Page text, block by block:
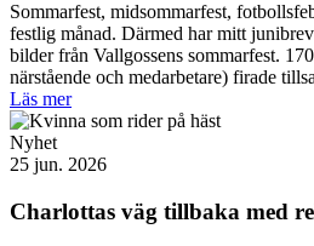
Sommarfest, midsommarfest,
festlig månad. Därmed har mitt
bilder från Vallgossens sommarfest.
närstående och medarbetare) firade
Läs mer
Nyhet
25 jun. 2026
Charlottas väg tillbaka med